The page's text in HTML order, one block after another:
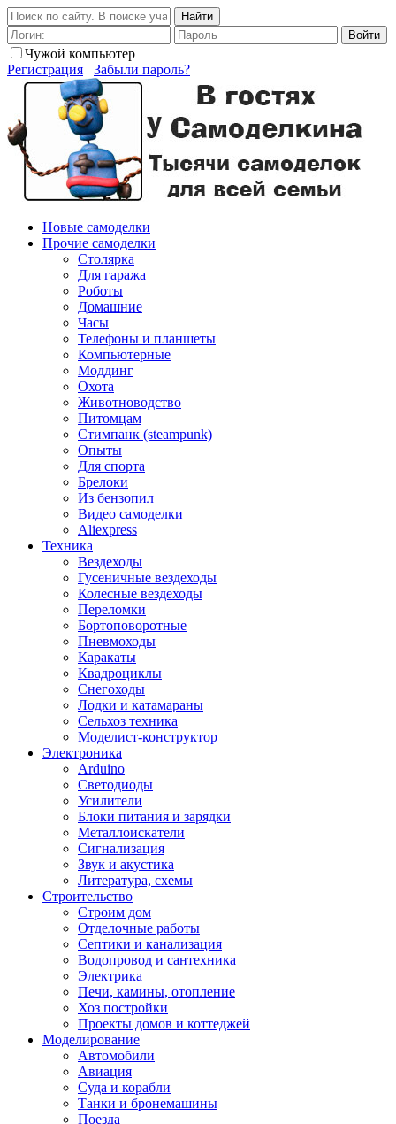
Найти
Войти
Чужой компьютер
Регистрация
Забыли пароль?
Новые самоделки
Прочие самоделки
Столярка
Для гаража
Роботы
Домашние
Часы
Телефоны и планшеты
Компьютерные
Моддинг
Охота
Животноводство
Питомцам
Стимпанк (steampunk)
Опыты
Для спорта
Брелоки
Из бензопил
Видео самоделки
Aliexpress
Техника
Вездеходы
Гусеничные вездеходы
Колесные вездеходы
Переломки
Бортоповоротные
Пневмоходы
Каракаты
Квадроциклы
Снегоходы
Лодки и катамараны
Сельхоз техника
Моделист-конструктор
Электроника
Arduino
Светодиоды
Усилители
Блоки питания и зарядки
Металлоискатели
Сигнализация
Звук и акустика
Литература, схемы
Строительство
Строим дом
Отделочные работы
Септики и канализация
Водопровод и сантехника
Электрика
Печи, камины, отопление
Хоз постройки
Проекты домов и коттеджей
Моделирование
Автомобили
Авиация
Суда и корабли
Танки и бронемашины
Поезда